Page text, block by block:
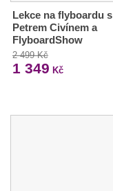
Lekce na flyboardu s
Petrem Civínem a
FlyboardShow
2 499 Kč
1 349 Kč